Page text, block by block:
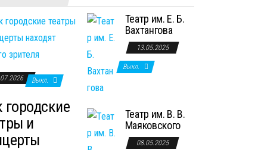
Выкл.
городские
и
Театр им. Е. Б.
Вахтангова
13.05.2025
Выкл.
Театр им. В. В.
Маяковского
08.05.2025